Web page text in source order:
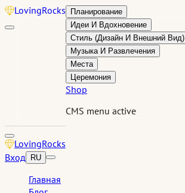
LovingRocks
Планирование
Идеи И Вдохновение
Стиль (Дизайн И Внешний Вид)
Музыка И Развлечения
Места
Церемония
Shop
CMS menu active
LovingRocks
Вход RU
Главная